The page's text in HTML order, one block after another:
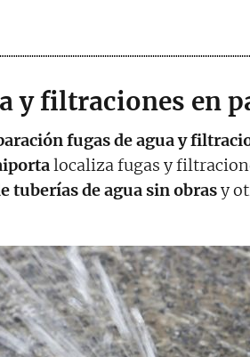
y filtraciones en
fugas de agua y
localiza fugas y
tuberías de agua sin obrasy